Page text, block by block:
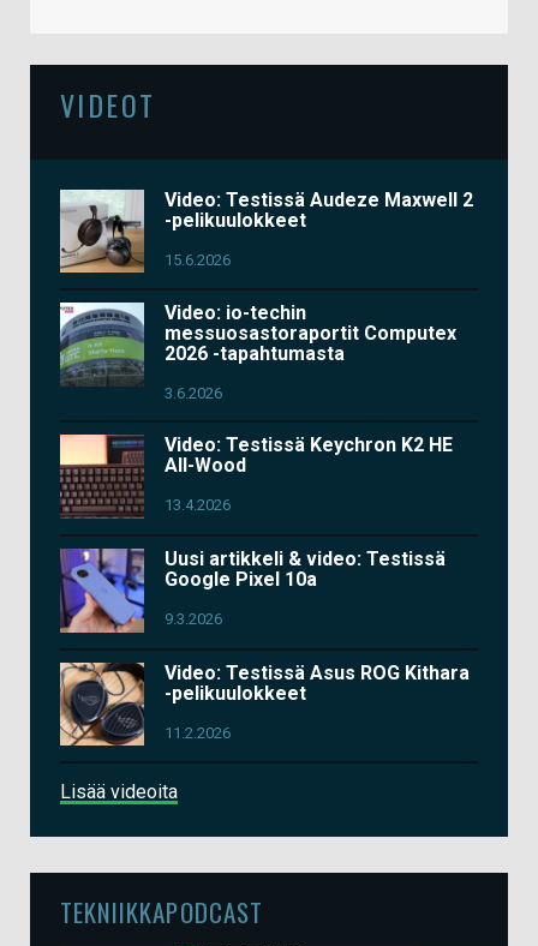
VIDEOT
Video: Testissä Audeze Maxwell 2
-pelikuulokkeet
15.6.2026
Video: io-techin
messuosastoraportit Computex
2026 -tapahtumasta
3.6.2026
Video: Testissä Keychron K2 HE
All-Wood
13.4.2026
Uusi artikkeli & video: Testissä
Google Pixel 10a
9.3.2026
Video: Testissä Asus ROG Kithara
-pelikuulokkeet
11.2.2026
Lisää videoita
TEKNIIKKAPODCAST